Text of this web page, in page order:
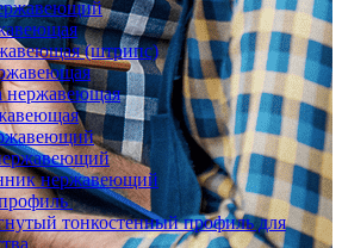
(штрипс)
нержавеющая
нержавеющий
тонкостенный профиль для